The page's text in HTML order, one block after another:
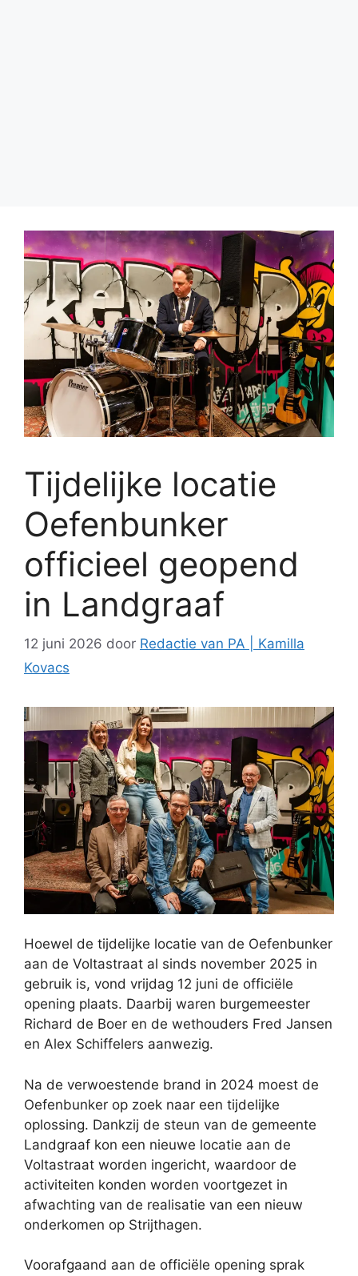
Tijdelijke locatie
Oefenbunker
officieel geopend
in Landgraaf
12 juni 2026 door Redactie van PA | Kamilla
Kovacs
Hoewel de tijdelijke locatie van de Oefenbunker
aan de Voltastraat al sinds november 2025 in
gebruik is, vond vrijdag 12 juni de officiële
opening plaats. Daarbij waren burgemeester
Richard de Boer en de wethouders Fred Jansen
en Alex Schiffelers aanwezig.
Na de verwoestende brand in 2024 moest de
Oefenbunker op zoek naar een tijdelijke
oplossing. Dankzij de steun van de gemeente
Landgraaf kon een nieuwe locatie aan de
Voltastraat worden ingericht, waardoor de
activiteiten konden worden voortgezet in
afwachting van de realisatie van een nieuw
onderkomen op Strijthagen.
Voorafgaand aan de officiële opening sprak